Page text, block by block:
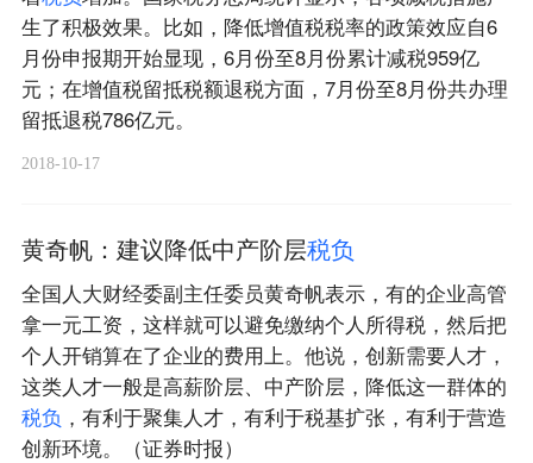
生了积极效果。比如，降低增值税税率的政策效应自6
月份申报期开始显现，6月份至8月份累计减税959亿
元；在增值税留抵税额退税方面，7月份至8月份共办理
留抵退税786亿元。
2018-10-17
黄奇帆：建议降低中产阶层税负
全国人大财经委副主任委员黄奇帆表示，有的企业高管
拿一元工资，这样就可以避免缴纳个人所得税，然后把
个人开销算在了企业的费用上。他说，创新需要人才，
这类人才一般是高薪阶层、中产阶层，降低这一群体的
税负 ，有利于聚集人才，有利于税基扩张，有利于营造
创新环境。（证券时报）